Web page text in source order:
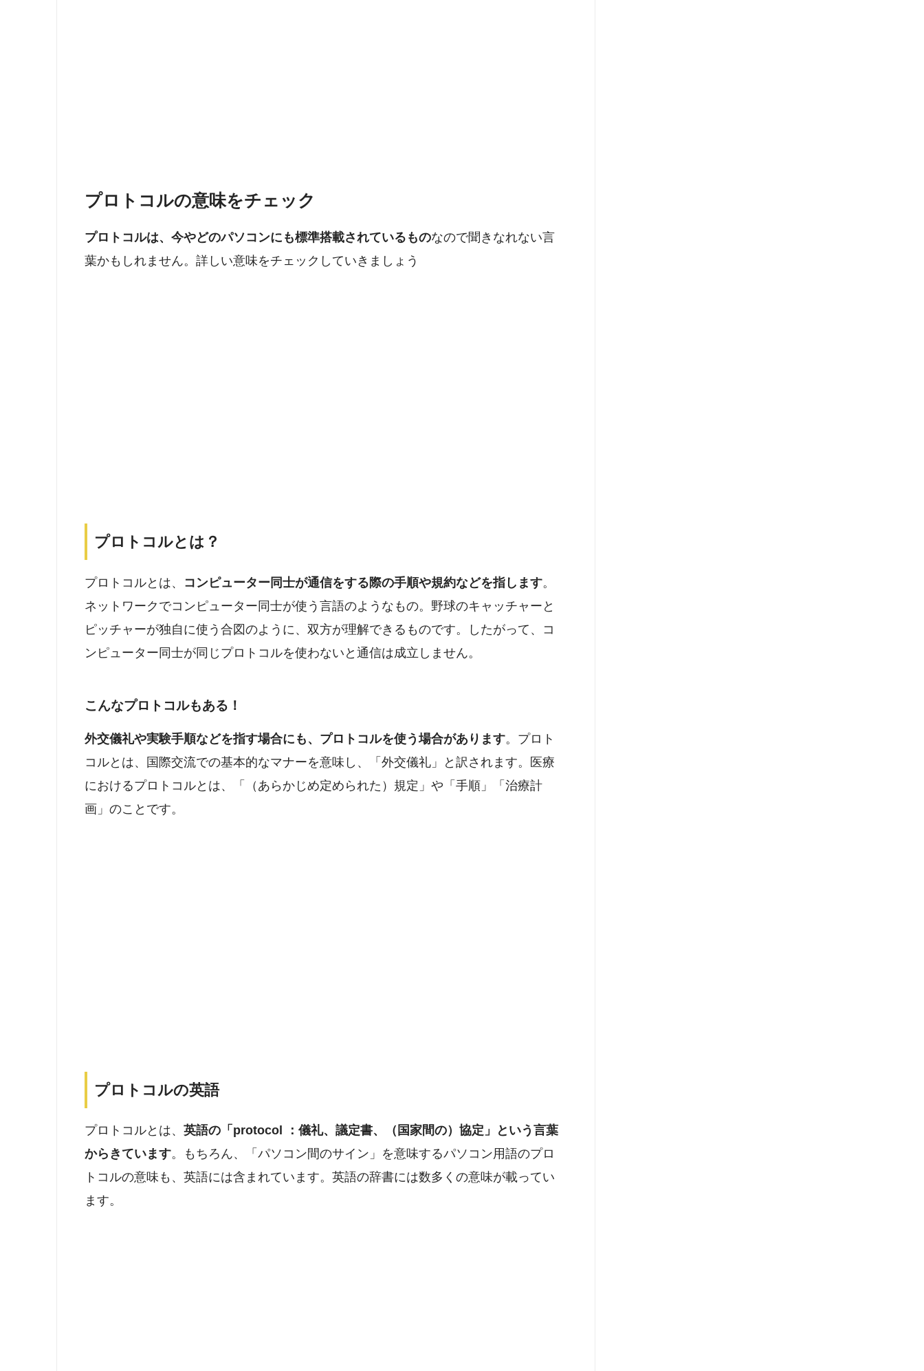
プロトコルの意味をチェック
プロトコルは、今やどのパソコンにも標準搭載されているものなので聞きなれない言
葉かもしれません。詳しい意味をチェックしていきましょう
プロトコルとは？
プロトコルとは、 コンピューター同士が通信をする際の手順や規約などを指します。
ネットワークでコンピューター同士が使う言語のようなもの。野球のキャッチャーと
ピッチャーが独自に使う合図のように、双方が理解できるものです。したがって、コ
ンピューター同士が同じプロトコルを使わないと通信は成立しません。
こんなプロトコルもある！
外交儀礼や実験手順などを指す場合にも、プロトコルを使う場合があります。プロト
コルとは、国際交流での基本的なマナーを意味し、「外交儀礼」と訳されます。医療
におけるプロトコルとは、「（あらかじめ定められた）規定」や「手順」「治療計
画」のことです。
プロトコルの英語
プロトコルとは、 英語の「protocol ：儀礼、議定書、（国家間の）協定」という言葉
からきています。もちろん、「パソコン間のサイン」を意味するパソコン用語のプロ
トコルの意味も、英語には含まれています。英語の辞書には数多くの意味が載ってい
ます。